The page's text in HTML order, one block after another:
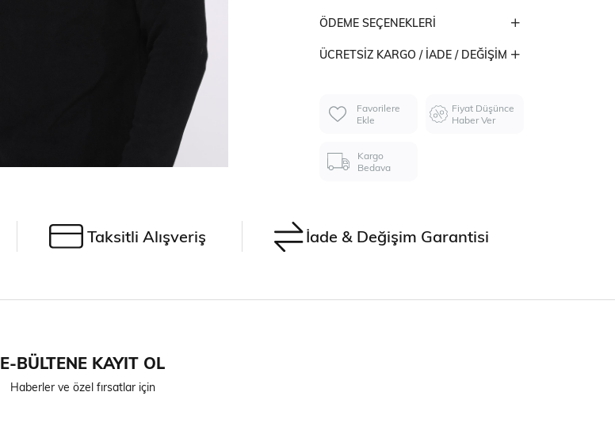
ÖDEME SEÇENEKLERI
ÜCRETSIZ KARGO / İADE / DEĞIŞIM
Favorilere
Ekle
Fiyat Düşünce
Haber Ver
Kargo
Bedava
Taksitli Alışveriş İade & Değişim Garantisi
E-BÜLTENE KAYIT OL
Haberler ve özel fırsatlar için